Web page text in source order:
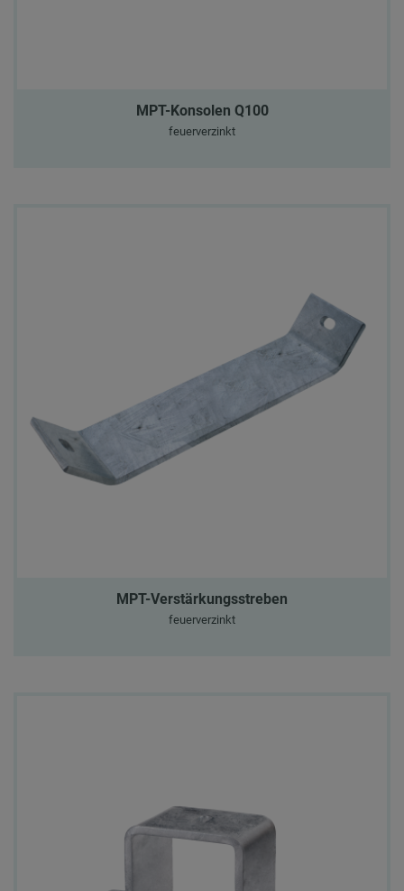
MPT-Konsolen Q100
feuerverzinkt
MPT-Verstärkungsstreben
feuerverzinkt